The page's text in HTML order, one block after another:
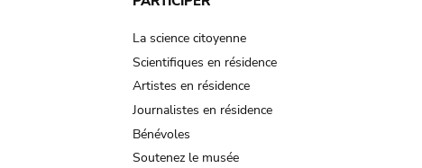
La science citoyenne
Scientifiques en résidence
Artistes en résidence
Journalistes en résidence
Bénévoles
Soutenez le musée